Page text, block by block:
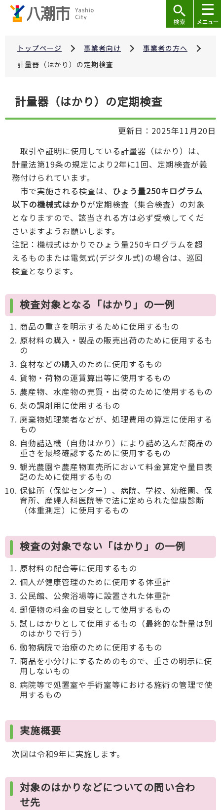
トップページ 事業者向け
事業者の方へ
計量器（はかり）の定期検査
こ
計量器（はかり）の定期検査
更新日：2025年11月20日
取引や証明に使用している計量器（はかり）は、
計量法第19条の規定により2年に1回、定期検査が義
務付けられています。
市で実施される検査は、 ひょう量250キログラム
以下の機械式はかりが定期検査（集合検査）の対象
となりますので、該当される方は必ず受検してくだ
さいますようお願いします。
注記：機械式はかりでひょう量250キログラムを超
えるものまたは電気式(デジタル式)の場合は、巡回
検査となります。
検査対象となる「はかり」の一例
商品の重さを明示するために使用するもの
原材料の購入・製品の販売出荷のために使用するも
の
食材などの購入のために使用するもの
貨物・荷物の運賃算出等に使用するもの
農産物、水産物の売買・出荷のために使用するもの
薬の調剤用に使用するもの
廃棄物処理業者などが、処理費用の算定に使用する
もの
自動詰込機（自動はかり）により詰め込んだ商品の
重さを最終確認するために使用するもの
観光農園や農産物直売所において料金算定や量目表
記のために使用するもの
保健所（保健センター）、病院、学校、幼稚園、保
育所、産婦人科医院等で法に定められた健康診断
（体重測定）に使用するもの
検査の対象でない「はかり」の一例
原材料の配合等に使用するもの
個人が健康管理のために使用する体重計
公民館、公衆浴場等に設置された体重計
郵便物の料金の目安として使用するもの
試しはかりとして使用するもの（最終的な計量は別
のはかりで行う）
動物病院で治療のために使用するもの
商品を小分けにするためのもので、重さの明示に使
用しないもの
病院等で処置室や手術室等における施術の管理で使
用するもの
実施概要
次回は令和9年に実施します。
対象のはかりなどについての問い合わ
せ先